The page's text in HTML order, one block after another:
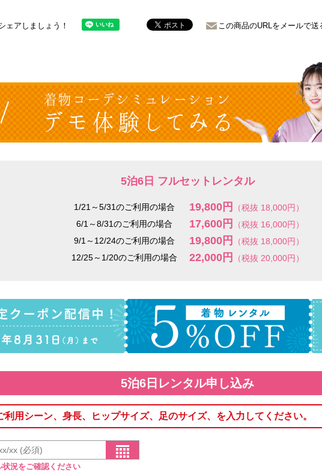
ェアしましょう！ この商品のURLをメールで送
5泊6日 フルセットレンタル
1/21～5/31のご利用の場合 19,800円
（税抜 18,000円）
6/1～8/31のご利用の場合
17,600円
（税抜 16,000円）
9/1～12/24のご利用の場合
19,800円
（税抜 18,000円）
12/25～1/20のご利用の場合
22,000円 （税抜 20,000円）
5泊6日レンタル申し込み
利用シーン、身長、ヒップサイズ、足のサイズ、を入力してください。
状況をご確認ください